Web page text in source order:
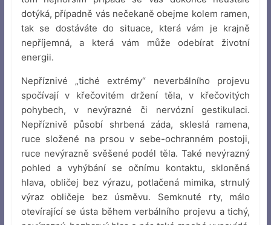
dotýká, případně vás nečekaně obejme kolem ramen,
tak se dostáváte do situace, která vám je krajně
nepříjemná, a která vám může odebírat životní
energii.
Nepříznivé „tiché extrémy“ neverbálního projevu
spočívají v křečovitém držení těla, v křečovitých
pohybech, v nevýrazné či nervózní gestikulaci.
Nepříznivě působí shrbená záda, skleslá ramena,
ruce složené na prsou v sebe-ochranném postoji,
ruce nevýrazně svěšené podél těla. Také nevýrazný
pohled a vyhýbání se očnímu kontaktu, skloněná
hlava, obličej bez výrazu, potlačená mimika, strnulý
výraz obličeje bez úsměvu. Semknuté rty, málo
otevírající se ústa během verbálního projevu a tichý,